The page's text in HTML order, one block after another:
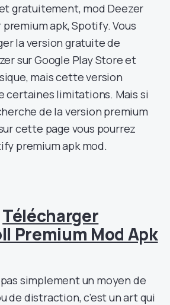
gratuitement, mod Deezer
apk, Spotify. Vous
la version gratuite de
sur Google Play Store et
mais cette version
certaines limitations. Mais si
de la version premium
cette page vous pourrez
premium apk mod.
Télécharger
Premium Mod Apk
pas simplement un moyen de
de distraction, c’est un art qui